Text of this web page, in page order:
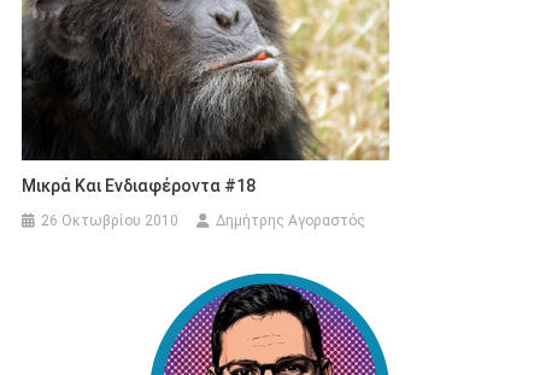
Μικρά Και Ενδιαφέροντα #18
26 Οκτωβρίου 2010 Δημήτρης Αγοραστός